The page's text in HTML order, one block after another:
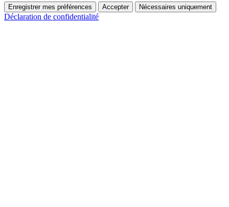
Enregistrer mes préférences Accepter Nécessaires uniquement
Déclaration de confidentialité